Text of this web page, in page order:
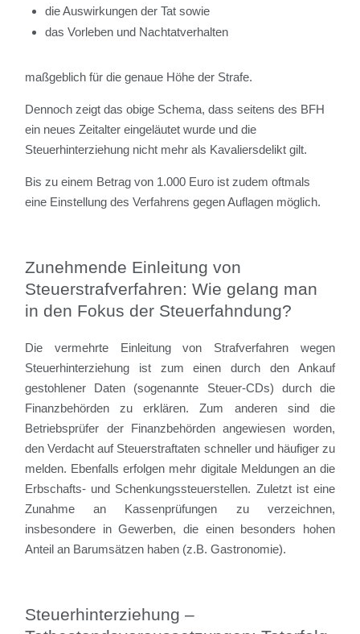
die Auswirkungen der Tat sowie
das Vorleben und Nachtatverhalten
maßgeblich für die genaue Höhe der Strafe.
Dennoch zeigt das obige Schema, dass seitens des BFH
ein neues Zeitalter eingeläutet wurde und die
Steuerhinterziehung nicht mehr als Kavaliersdelikt gilt.
Bis zu einem Betrag von 1.000 Euro ist zudem oftmals
eine Einstellung des Verfahrens gegen Auflagen möglich.
Zunehmende Einleitung von
Steuerstrafverfahren: Wie gelang man
in den Fokus der Steuerfahndung?
Die vermehrte Einleitung von Strafverfahren wegen
Steuerhinterziehung ist zum einen durch den Ankauf
gestohlener Daten (sogenannte Steuer-CDs) durch die
Finanzbehörden zu erklären. Zum anderen sind die
Betriebsprüfer der Finanzbehörden angewiesen worden,
den Verdacht auf Steuerstraftaten schneller und häufiger zu
melden. Ebenfalls erfolgen mehr digitale Meldungen an die
Erbschafts- und Schenkungssteuerstellen. Zuletzt ist eine
Zunahme an Kassenprüfungen zu verzeichnen,
insbesondere in Gewerben, die einen besonders hohen
Anteil an Barumsätzen haben (z.B. Gastronomie).
Steuerhinterziehung –